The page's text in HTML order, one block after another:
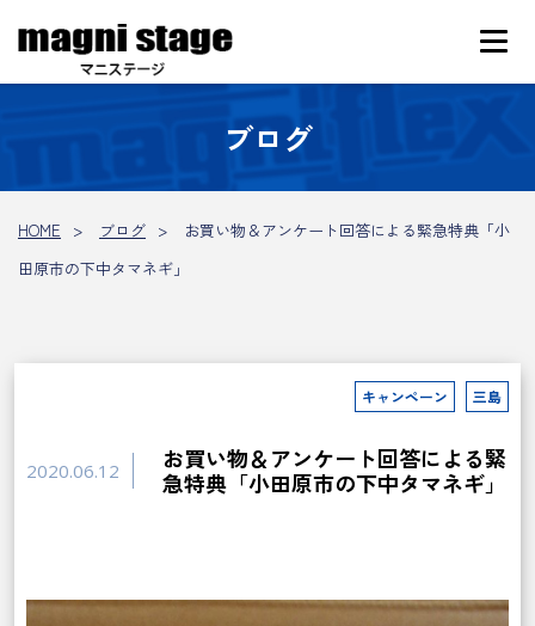
ブログ
HOME ブログ
お買い物＆アンケート回答による緊急特典「小
田原市の下中タマネギ」
キャンペーン 三島
2020.06.12
お買い物＆アンケート回答による緊
急特典「小田原市の下中タマネギ」